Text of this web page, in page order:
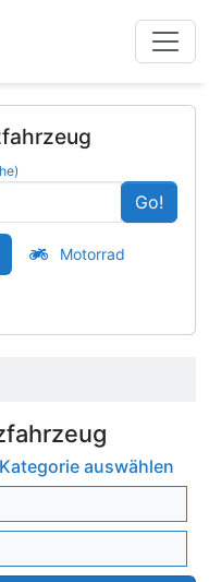
Go!
Motorrad
auswählen